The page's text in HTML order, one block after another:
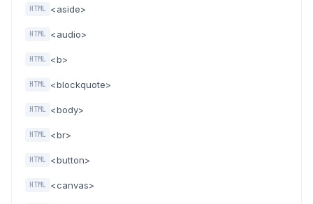
HTML <aside>
HTML <audio>
HTML <b>
HTML <blockquote>
HTML <body>
HTML <br>
HTML <button>
HTML <canvas>